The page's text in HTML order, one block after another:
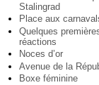
Stalingrad
Place aux
Quelques
réactions
Noces d’or
Avenue de la
Boxe féminine